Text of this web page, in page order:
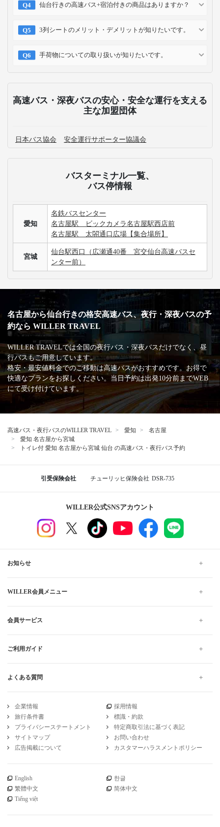
仙台行きの高速バス+宿泊付きの商品はありますか？
3列シートのメリット・デメリットが知りたいです。
手荷物についての取り扱いが知りたいです。
高速バス・深夜バスの安心・安全な運行を支える
主な加盟団体
日本バス協会 安全運行サポーター協議会
バスターミナル一覧、
バス停情報
愛知
名鉄バスセンター
名古屋駅 ビックカメラ名古屋駅西店前
名古屋駅 太閤通口広場【集合場所】
宮城
仙台駅西口（広瀬通40番 宮交仙台高速バスセ
ンター前）
名古屋から仙台行きの格安高速バス、夜行・深夜バスの予
約なら WILLER TRAVEL
WILLER TRAVELでは全国の夜行バス・深夜バスだけでなく、昼
行バスもご用意しています。
格安・最安値料金でのご移動は高速バスがおすすめです。お得で
快適なプランをお探しください。当日予約は出発10分前までWEB
にて受け付けています。
高速バス・夜行バスのWILLER TRAVEL 愛知
名古屋
愛知 名古屋から宮城
トイレ付 愛知 名古屋から宮城 仙台 の高速バス・夜行バス予約
引受保険会社 チューリッヒ保険会社 DSR-735
WILLER公式SNSアカウント
お知らせ
WILLER会員メニュー
会員サービス
ご利用ガイド
よくある質問
企業情報
採用情報
旅行条件書
標識・約款
プライバシーステートメント
特定商取引法に基づく表記
サイトマップ
お問い合わせ
広告掲載について
カスタマーハラスメントポリシー
English
한글
繁體中文
简体中文
Tiếng việt